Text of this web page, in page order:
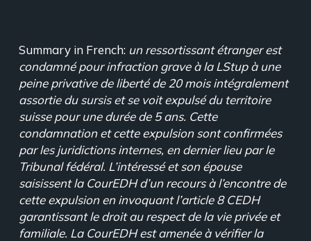
Summary in French: un ressortissant étranger est
condamné pour infraction grave à la LStup à une
peine privative de liberté de 20 mois intégralement
assortie du sursis et se voit expulsé du territoire
suisse pour une durée de 5 ans. Cette
condamnation et cette expulsion sont confirmées
par les juridictions internes, en dernier lieu par le
Tribunal fédéral. L’intéressé et son épouse
saisissent la CourEDH d’un recours à l’encontre de
cette expulsion en invoquant l’article 8 CEDH
garantissant le droit au respect de la vie privée et
familiale. La CourEDH est amenée à vérifier la